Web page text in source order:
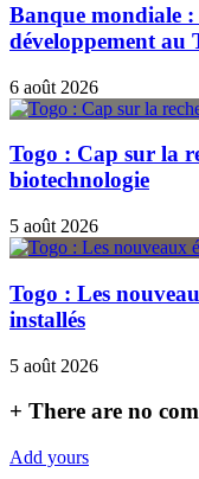
Banque mondiale :
développement au
6 août 2026
Togo : Cap sur la
biotechnologie
5 août 2026
Togo : Les
installés
5 août 2026
+ There are no
Add yours